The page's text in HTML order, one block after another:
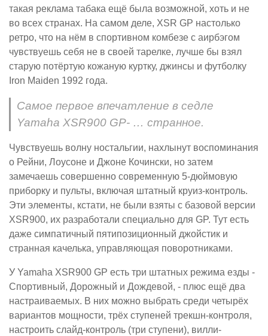
такая реклама табака ещё была возможной, хоть и не
во всех странах. На самом деле, XSR GP настолько
ретро, что на нём в спортивном комбезе с аирбэгом
чувствуешь себя не в своей тарелке, лучше бы взял
старую потёртую кожаную куртку, джинсы и футболку
Iron Maiden 1992 года.
Самое первое впечатление в седле
Yamaha XSR900 GP- … странное.
Чувствуешь волну ностальгии, нахлынут воспоминания
о Рейни, Лоусоне и Джоне Кочински, но затем
замечаешь совершенно современную 5-дюймовую
приборку и пульты, включая штатный круиз-контроль.
Эти элементы, кстати, не были взяты с базовой версии
XSR900, их разработали специально для GP. Тут есть
даже симпатичный пятипозиционный джойстик и
странная качелька, управляющая поворотниками.
У Yamaha XSR900 GP есть три штатных режима езды -
Спортивный, Дорожный и Дождевой, - плюс ещё два
настраиваемых. В них можно выбрать среди четырёх
вариантов мощности, трёх ступеней трекшн-контроля,
настроить слайд-контроль (три ступени), вилли-